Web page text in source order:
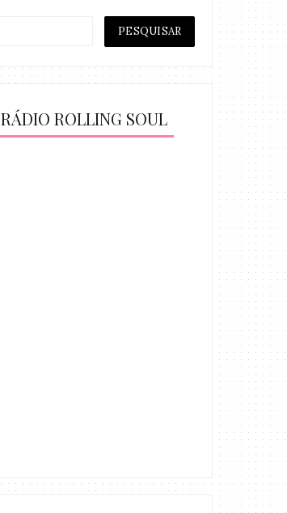
RÁDIO ROLLING SOUL